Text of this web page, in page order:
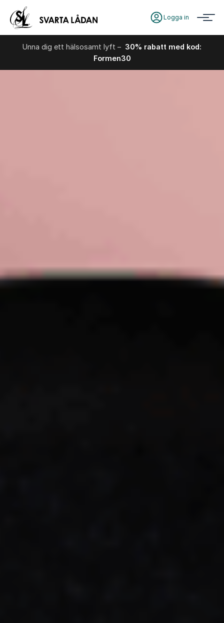
Logga in
Unna dig ett hälsosamt lyft – 30% rabatt med kod:
Formen30